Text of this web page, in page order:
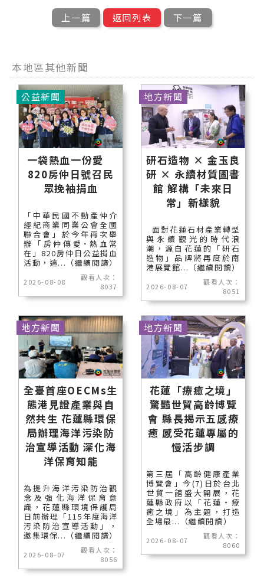
上一篇 返回列表 下一篇
本地區其他新聞
一袋熱血一份愛
820房仲日號召民
眾挽袖捐血
「中華民國不動產仲介
經紀商業同業公會全國
聯合會」於今年再次舉
辦「房仲傳愛˙熱血常
在」820房仲日公益捐血
活動，這...（繼續閱讀）
2026-08-08
觀看人次：
8037
公益新聞
研石造物 × 金玉良
研 × 永續材質圖書
館 解構「未來日
常」新樣貌
面對花蓮石材產業轉型
與永續觀光的時代浪
潮，源自花蓮的「研石
造物」品牌將再度於南
港展覽館...（繼續閱讀）
2026-08-07
觀看人次：
8051
地方新聞
全臺首座OECMs生
態港見證產業與自
然共生 花蓮縣環保
局辦理海洋污染防
治宣導活動 深化海
洋保育知能
為提升海洋污染防治觀
念及強化海洋保育意
識，花蓮縣環境保護局
日前辦理「115年度海洋
污染防治宣導活動」，
邀集環保...（繼續閱讀）
2026-08-07
觀看人次：
8056
地方新聞
花蓮「療癒之境」
驚豔世貿高齡博覽
會 縣長揭示五感療
癒 感受花蓮專屬的
慢活步調
第三屆「高齡健康產業
博覽會」今(7)日於台北
世貿一館盛大開展，花
蓮縣政府以「花蓮‧療
癒之境」為主題，打造
全場最...（繼續閱讀）
2026-08-07
觀看人次：
8060
地方新聞